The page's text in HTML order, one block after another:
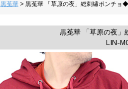
黒菟華> 黒菟華 「草原の夜」総刺繍ポンチョ
黒菟華 「草原の夜
LIN-